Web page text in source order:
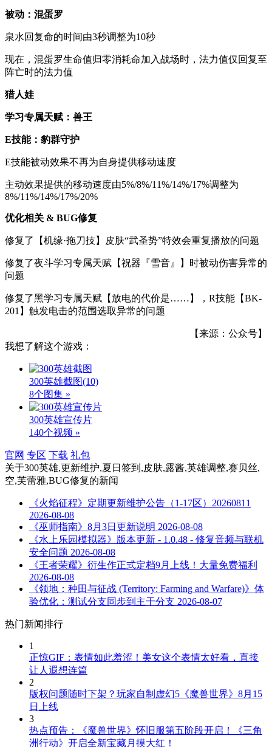
被动：混蛋罗
泉水回复命的时间由3秒调整为10秒
现在，混蛋罗生命值归零消耗命加入战场时，法力值仅回复至
阵亡时的法力值
猎人娃
学习专属天赋：兽王
E技能：豹群守护
E技能被动效果不再为自身提供移动速度
主动效果提供的移动速度由5%/8%/11%/14%/17%调整为
8%/11%/14%/17%/20%
优化相关 & BUG修复
修复了【机缘·拖刀技】皮肤“武圣势”特效会重复播放的问题
修复了夜斗学习专属天赋【祝器『雪音』】时被动伤害异常的
问题
修复了黑学习专属天赋【放电的代价是……】，R技能【BK-
201】触发电击的范围选取异常的问题
【来源：公众号】
我想了解这个游戏：
300英雄截图(10)
8个图集 »
300英雄宣传片
140个视频 »
官网 专区 下载 礼包
关于300英雄,更新维护,夏日签到,皮肤,露酱,英雄调整,赛贝丝,
空,芙蕾雅,BUG修复的新闻
《火焰征程》定期更新维护公告（1-17区）20260811
2026-08-08
《巫师指南》8月3日更新说明 2026-08-08
《水上乐园模拟器》版本更新 - 1.0.48 - 修复音频与联机
安全问题 2026-08-08
《王者荣耀》衍生作正式定档9月上线！大量免费福利
2026-08-08
《领地：种田与征战 (Territory: Farming and Warfare)》体
验优化：测试分支同步到主干分支 2026-08-07
热门新闻排行
1
正惊GIF：表情如此羞涩！美女这个表情太好看，直接
让人遐想连篇
2
版权问题随时下架？玩家自制虚幻5《魔兽世界》8月15
日上线
3
热点预告：《魔兽世界》怀旧服第五阶段开启！《三角
洲行动》开启全新宝藏月摸大红！